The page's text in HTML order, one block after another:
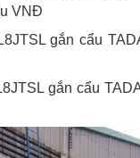
VNĐ
gắn cẩu
gắn cẩu